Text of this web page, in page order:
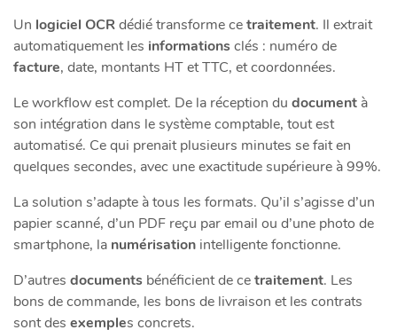
Un logiciel OCRdédié transforme cetraitement. Il extrait
automatiquement les informationsclés : numéro de
facture, date, montants HT et TTC, et coordonnées.
Le workflow est complet. De la réception du document à
son intégration dans le système comptable, tout est
automatisé. Ce qui prenait plusieurs minutes se fait en
quelques secondes, avec une exactitude supérieure à 99%.
La solution s’adapte à tous les formats. Qu’il s’agisse d’un
papier scanné, d’un PDF reçu par email ou d’une photo de
smartphone, la numérisation intelligente fonctionne.
D’autres documents bénéficient de cetraitement. Les
bons de commande, les bons de livraison et les contrats
sont des exemples concrets.